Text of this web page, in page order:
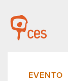
EVENTO